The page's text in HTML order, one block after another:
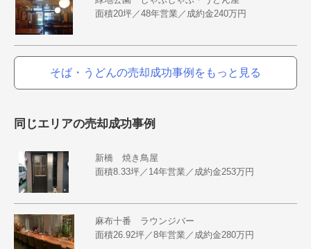
面積20坪／48年営業／成約金240万円
そば・うどんの売却成功事例をもっと見る
同じエリアの売却成功事例
新橋 焼き鳥屋
面積8.33坪／14年営業／成約金253万円
麻布十番 ラウンジバー
面積26.92坪／8年営業／成約金280万円